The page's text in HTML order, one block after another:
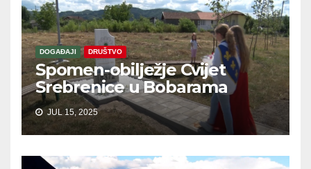
DOGAĐAJI DRUŠTVO
Spomen-obilježje Cvijet
Srebrenice u Bobarama
JUL 15, 2025